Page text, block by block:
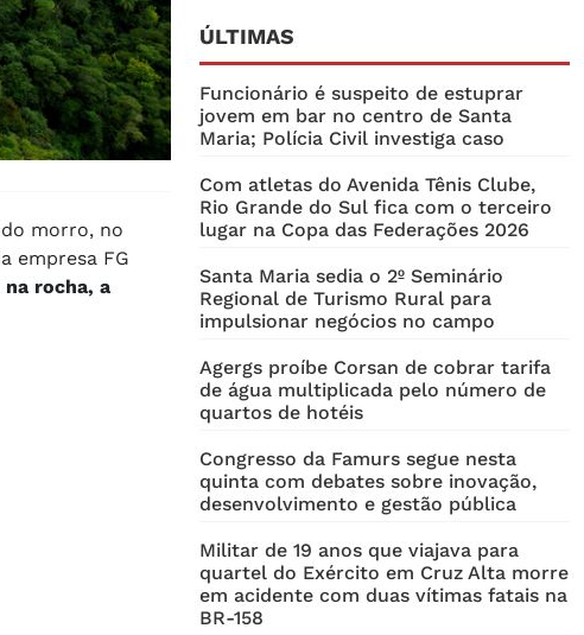
morro, no
empresa FG
rocha, a
ÚLTIMAS
Funcionário é suspeito de estuprar
jovem em bar no centro de Santa
Maria; Polícia Civil investiga caso
Com atletas do Avenida Tênis Clube,
Rio Grande do Sul fica com o terceiro
lugar na Copa das Federações 2026
Santa Maria sedia o 2º Seminário
Regional de Turismo Rural para
impulsionar negócios no campo
Agergs proíbe Corsan de cobrar tarifa
de água multiplicada pelo número de
quartos de hotéis
Congresso da Famurs segue nesta
quinta com debates sobre inovação,
desenvolvimento e gestão pública
Militar de 19 anos que viajava para
quartel do Exército em Cruz Alta morre
em acidente com duas vítimas fatais na
BR-158